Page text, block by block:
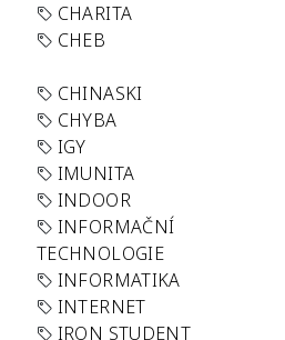
CHARITA
CHEB
CHINASKI
CHYBA
IGY
IMUNITA
INDOOR
INFORMAČNÍ
TECHNOLOGIE
INFORMATIKA
INTERNET
IRON STUDENT